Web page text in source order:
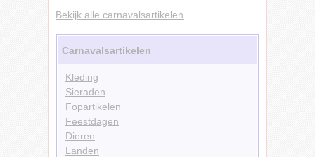
Bekijk alle carnavalsartikelen
Carnavalsartikelen
Kleding
Sieraden
Fopartikelen
Feestdagen
Dieren
Landen